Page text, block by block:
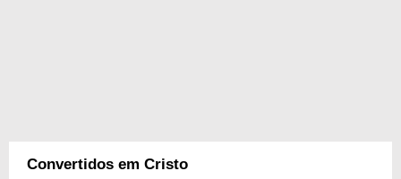
Convertidos em Cristo